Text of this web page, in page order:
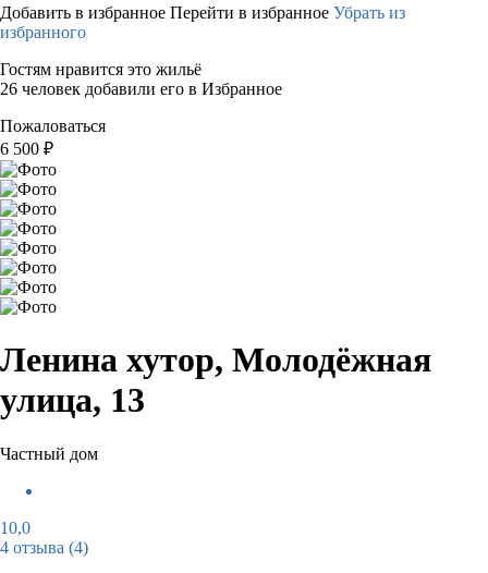
Добавить в избранное Перейти в избранное Убрать из
избранного
Гостям нравится это жильё
26 человек добавили его в Избранное
Пожаловаться
6 500 ₽
Ленина хутор, Молодёжная
улица, 13
Частный дом
10,0
4 отзыва (4)